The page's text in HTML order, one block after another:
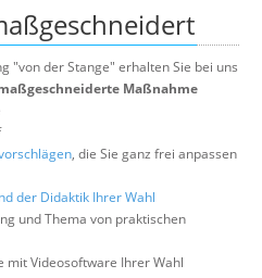
"von der Stange" erhalten Sie bei uns
Maßnahme
, die Sie ganz frei anpassen
der Didaktik Ihrer Wahl
und Thema von praktischen
mit Videosoftware Ihrer Wahl